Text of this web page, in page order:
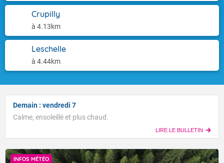
Crupilly
à 4.13km
Leschelle
à 4.44km
Demain : vendredi 7
Calme, ensoleillé et plus chaud.
LIRE LE BULLETIN
INFOS MÉTÉO